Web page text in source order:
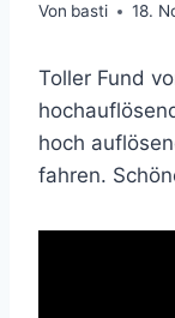
Von basti 18.
Toller Fund
hoch
fahren.